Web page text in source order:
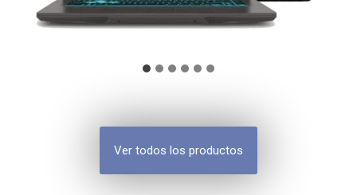
Ver todos los productos